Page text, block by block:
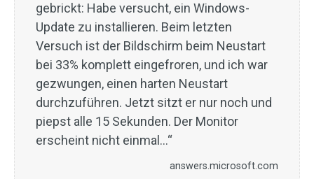
gebrickt: Habe versucht, ein Windows-
Update zu installieren. Beim letzten
Versuch ist der Bildschirm beim Neustart
bei 33% komplett eingefroren, und ich war
gezwungen, einen harten Neustart
durchzuführen. Jetzt sitzt er nur noch und
piepst alle 15 Sekunden. Der Monitor
erscheint nicht einmal…“
answers.microsoft.com